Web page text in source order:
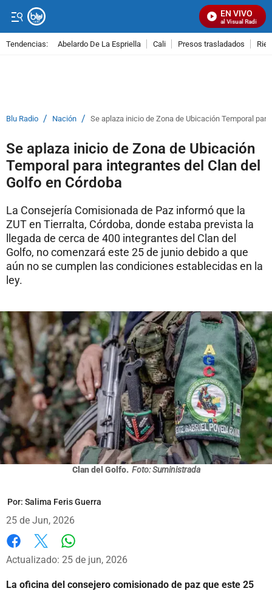
EN VIVO
Señal Visual Radio
Tendencias: Abelardo De La Espriella Cali Presos trasladados
Blu Radio / Nación / Se aplaza inicio de Zona de Ubicación Temporal
Se aplaza inicio de Zona de Ubicación
Temporal para integrantes del Clan del
Golfo en Córdoba
La Consejería Comisionada de Paz informó que la
ZUT en Tierralta, Córdoba, donde estaba prevista la
llegada de cerca de 400 integrantes del Clan del
Golfo, no comenzará este 25 de junio debido a que
aún no se cumplen las condiciones establecidas en la
ley.
Clan del Golfo. Foto: Suministrada
Por: Salima Feris Guerra
25 de Jun, 2026
Facebook
X
Actualizado: 25 de jun, 2026
La oficina del consejero comisionado de paz que este 25